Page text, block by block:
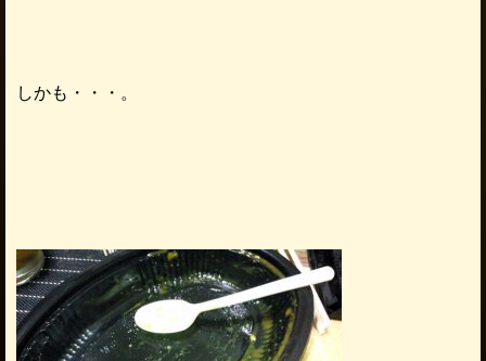
しかも・・・。